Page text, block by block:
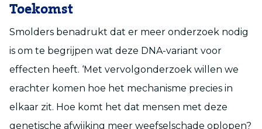
Toekomst
Smolders benadrukt dat er meer onderzoek nodig
is om te begrijpen wat deze DNA-variant voor
effecten heeft. ‘Met vervolgonderzoek willen we
erachter komen hoe het mechanisme precies in
elkaar zit. Hoe komt het dat mensen met deze
genetische afwijking meer weefselschade oplopen?